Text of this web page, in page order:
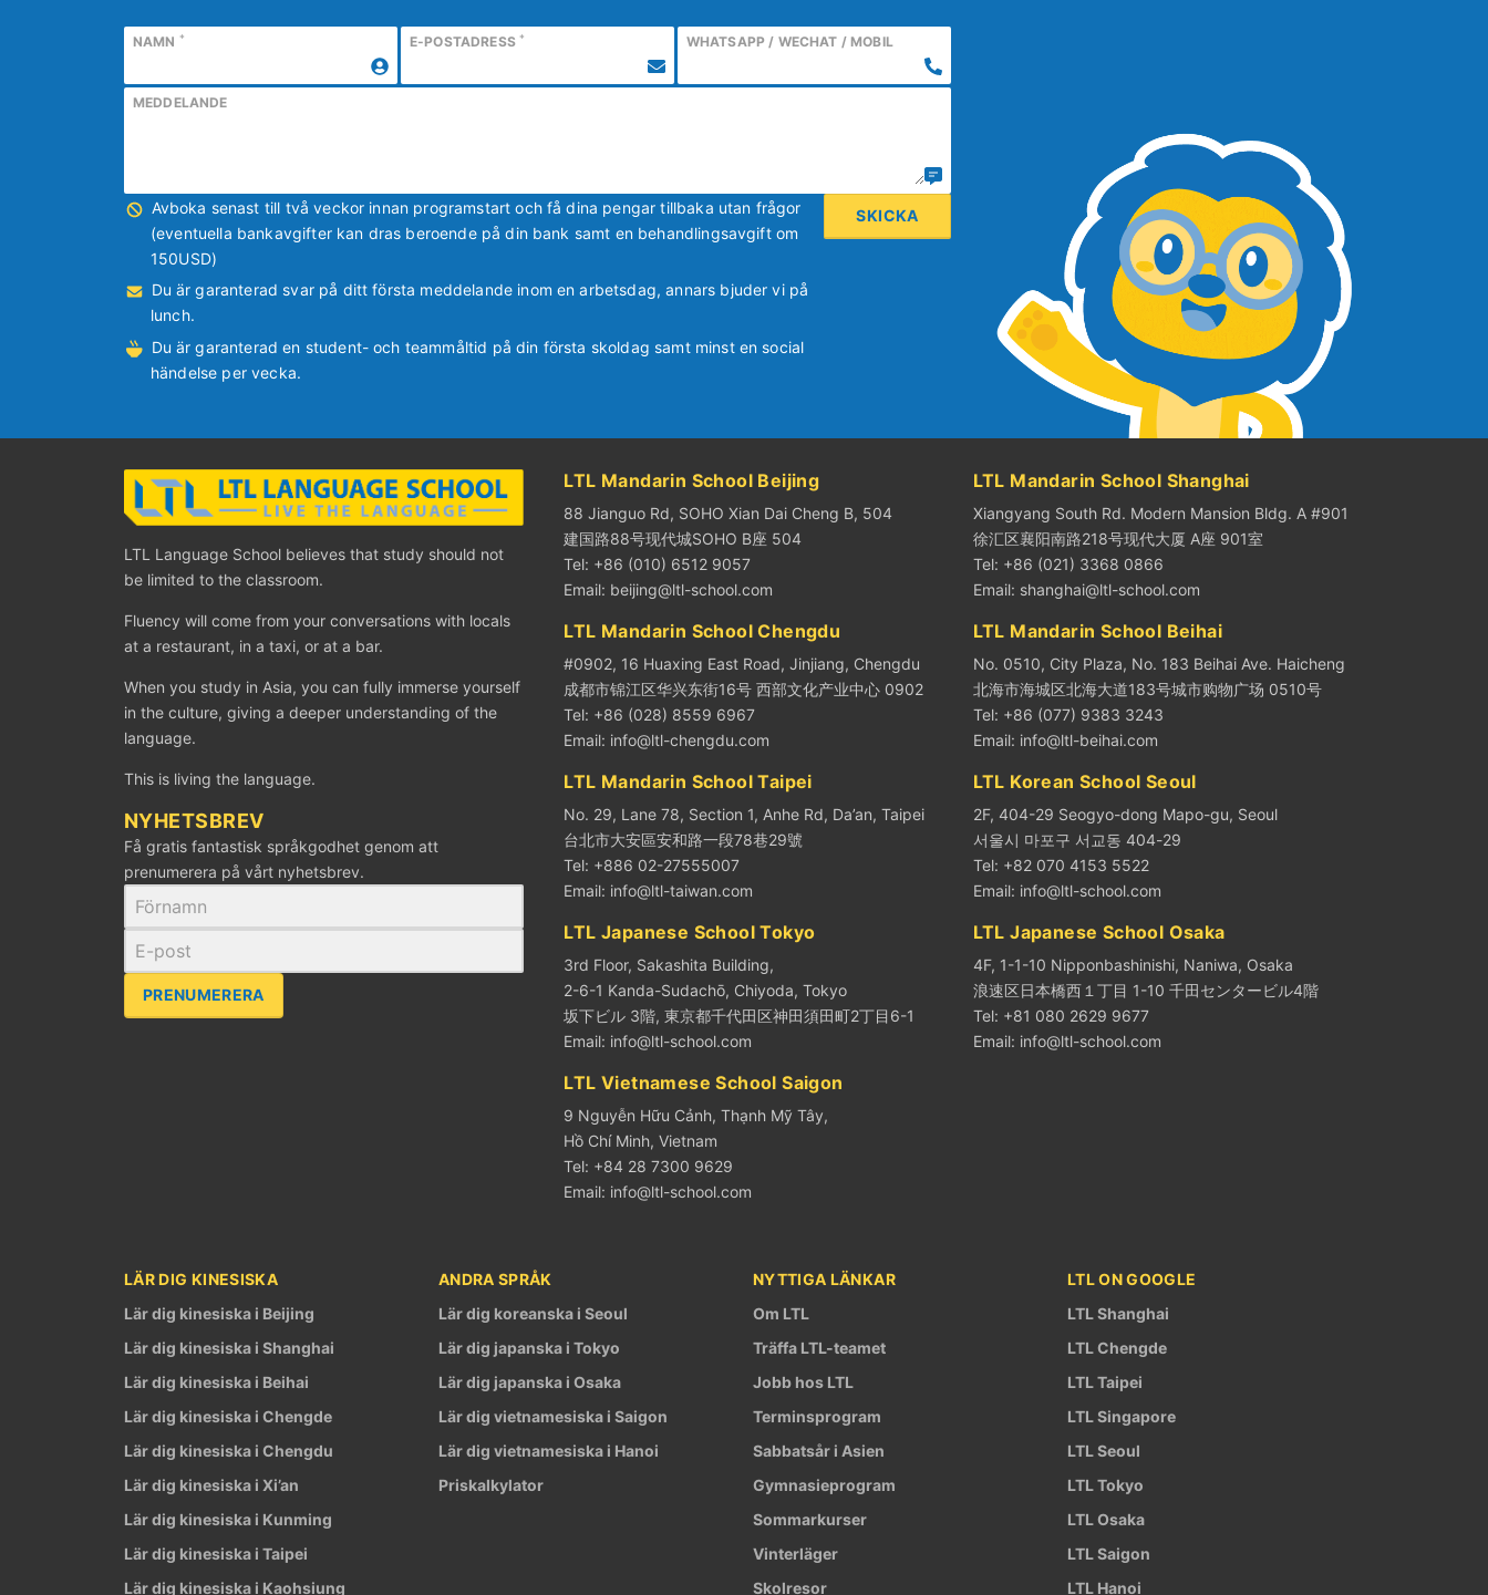
NAMN * E-POSTADRESS * WHATSAPP / WECHAT / MOBIL
MEDDELANDE
Avboka senast till två veckor innan programstart och få dina pengar tillbaka utan frågor
(eventuella bankavgifter kan dras beroende på din bank samt en behandlingsavgift om
150USD)
Du är garanterad svar på ditt första meddelande inom en arbetsdag, annars bjuder vi på
lunch.
Du är garanterad en student- och teammåltid på din första skoldag samt minst en social
händelse per vecka.
LTL Language School believes that study should not
be limited to the classroom.
Fluency will come from your conversations with locals
at a restaurant, in a taxi, or at a bar.
When you study in Asia, you can fully immerse yourself
in the culture, giving a deeper understanding of the
language.
This is living the language.
NYHETSBREV
Få gratis fantastisk språkgodhet genom att
prenumerera på vårt nyhetsbrev.
PRENUMERERA
LTL Mandarin School Beijing
88 Jianguo Rd, SOHO Xian Dai Cheng B, 504
建国路88号现代城SOHO B座 504
Tel: +86 (010) 6512 9057
Email: beijing@ltl-school.com
LTL Mandarin School Shanghai
Xiangyang South Rd. Modern Mansion Bldg. A #901
徐汇区襄阳南路218号现代大厦 A座 901室
Tel: +86 (021) 3368 0866
Email: shanghai@ltl-school.com
LTL Mandarin School Chengdu
#0902, 16 Huaxing East Road, Jinjiang, Chengdu
成都市锦江区华兴东街16号 西部文化产业中心 0902
Tel: +86 (028) 8559 6967
Email: info@ltl-chengdu.com
LTL Mandarin School Beihai
No. 0510, City Plaza, No. 183 Beihai Ave. Haicheng
北海市海城区北海大道183号城市购物广场 0510号
Tel: +86 (077) 9383 3243
Email: info@ltl-beihai.com
LTL Mandarin School Taipei
No. 29, Lane 78, Section 1, Anhe Rd, Da’an, Taipei
台北市大安區安和路一段78巷29號
Tel: +886 02-27555007
Email: info@ltl-taiwan.com
LTL Korean School Seoul
2F, 404-29 Seogyo-dong Mapo-gu, Seoul
서울시 마포구 서교동 404-29
Tel: +82 070 4153 5522
Email: info@ltl-school.com
LTL Japanese School Tokyo
3rd Floor, Sakashita Building,
2-6-1 Kanda-Sudachō, Chiyoda, Tokyo
坂下ビル 3階, 東京都千代田区神田須田町2丁目6-1
Email: info@ltl-school.com
LTL Japanese School Osaka
4F, 1-1-10 Nipponbashinishi, Naniwa, Osaka
浪速区日本橋西１丁目 1-10 千田センタービル4階
Tel: +81 080 2629 9677
Email: info@ltl-school.com
LTL Vietnamese School Saigon
9 Nguyễn Hữu Cảnh, Thạnh Mỹ Tây,
Hồ Chí Minh, Vietnam
Tel: +84 28 7300 9629
Email: info@ltl-school.com
LÄR DIG KINESISKA
Lär dig kinesiska i Beijing
Lär dig kinesiska i Shanghai
Lär dig kinesiska i Beihai
Lär dig kinesiska i Chengde
Lär dig kinesiska i Chengdu
Lär dig kinesiska i Xi’an
Lär dig kinesiska i Kunming
Lär dig kinesiska i Taipei
Lär dig kinesiska i Kaohsiung
ANDRA SPRÅK
Lär dig koreanska i Seoul
Lär dig japanska i Tokyo
Lär dig japanska i Osaka
Lär dig vietnamesiska i Saigon
Lär dig vietnamesiska i Hanoi
Priskalkylator
NYTTIGA LÄNKAR
Om LTL
Träffa LTL-teamet
Jobb hos LTL
Terminsprogram
Sabbatsår i Asien
Gymnasieprogram
Sommarkurser
Vinterläger
Skolresor
LTL ON GOOGLE
LTL Shanghai
LTL Chengde
LTL Taipei
LTL Singapore
LTL Seoul
LTL Tokyo
LTL Osaka
LTL Saigon
LTL Hanoi